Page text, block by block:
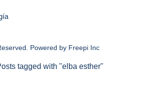
Powered by Freepi Inc
tagged with "elba esther"